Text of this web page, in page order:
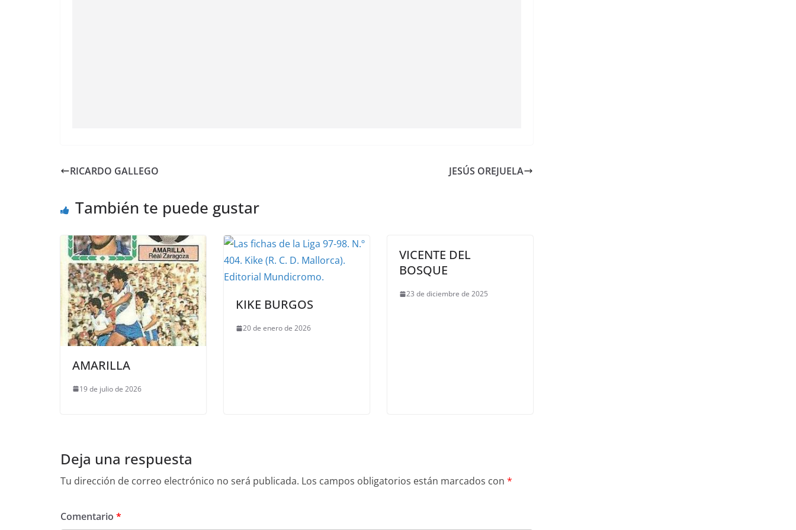
RICARDO GALLEGO JESÚS OREJUELA
También te puede gustar
AMARILLA
19 de julio de 2026
KIKE BURGOS
20 de enero de 2026
VICENTE DEL
BOSQUE
23 de diciembre de 2025
Deja una respuesta
Tu dirección de correo electrónico no será publicada. Los campos obligatorios están marcados con *
Comentario *